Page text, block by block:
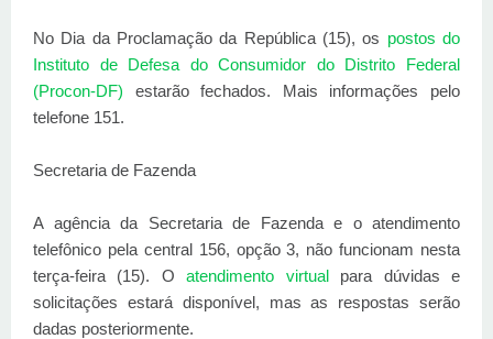
No Dia da Proclamação da República (15), os postos do
Instituto de Defesa do Consumidor do Distrito Federal
(Procon-DF) estarão fechados. Mais informações pelo
telefone 151.
Secretaria de Fazenda
A agência da Secretaria de Fazenda e o atendimento
telefônico pela central 156, opção 3, não funcionam nesta
terça-feira (15). Oatendimento virtualpara dúvidas e
solicitações estará disponível, mas as respostas serão
dadas posteriormente.